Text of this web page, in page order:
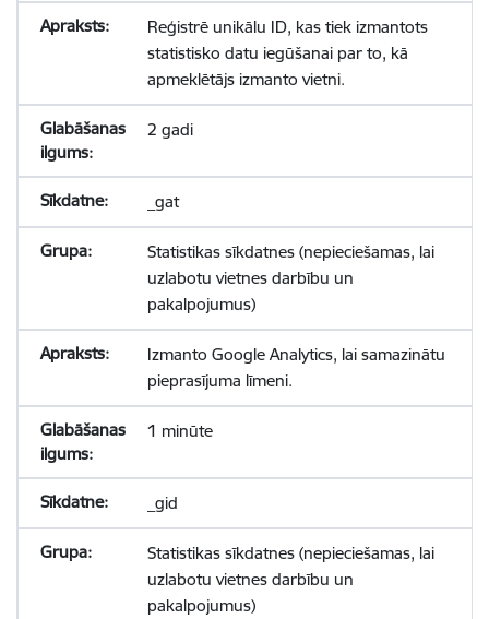
Reģistrē unikālu ID, kas tiek izmantots
statistisko datu iegūšanai par to, kā
apmeklētājs izmanto vietni.
2 gadi
_gat
Statistikas sīkdatnes (nepieciešamas, lai
uzlabotu vietnes darbību un
pakalpojumus)
Izmanto Google Analytics, lai samazinātu
pieprasījuma līmeni.
1 minūte
_gid
Statistikas sīkdatnes (nepieciešamas, lai
uzlabotu vietnes darbību un
pakalpojumus)